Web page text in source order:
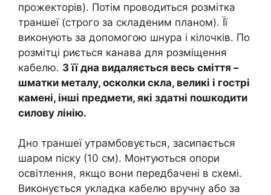
прожекторів). Потім проводиться розмітка
траншеї (строго за складеним планом). Її
виконують за допомогою шнура і кілочків. По
розмітці риється канава для розміщення
кабелю. З її дна видаляється весь сміття –
шматки металу, осколки скла, великі і гострі
камені, інші предмети, які здатні пошкодити
силову лінію.
Дно траншеї утрамбовується, засипається
шаром піску (10 см). Монтуються опори
освітлення, якщо вони передбачені в схемі.
Виконується укладка кабелю вручну або за